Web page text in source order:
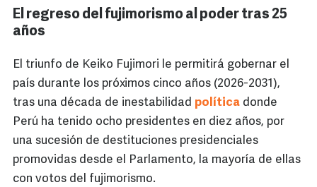
El regreso del fujimorismo al poder tras 25
años
El triunfo de Keiko Fujimori le permitirá gobernar el
país durante los próximos cinco años (2026-2031),
tras una década de inestabilidad política donde
Perú ha tenido ocho presidentes en diez años, por
una sucesión de destituciones presidenciales
promovidas desde el Parlamento, la mayoría de ellas
con votos del fujimorismo.